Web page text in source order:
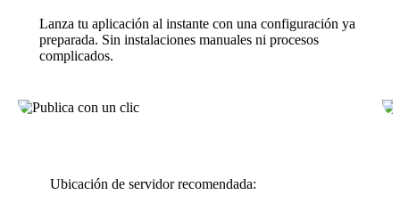
Lanza tu aplicación al instante con una configuración ya
preparada. Sin instalaciones manuales ni procesos
complicados.
Ubicación de servidor recomendada: